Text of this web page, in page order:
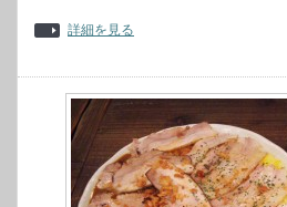
詳細を見る